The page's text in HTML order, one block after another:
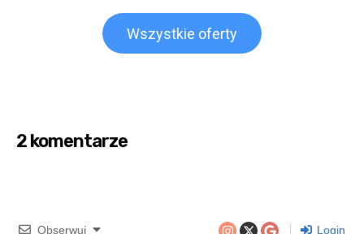
Wszystkie oferty
2 komentarze
Obserwuj Login